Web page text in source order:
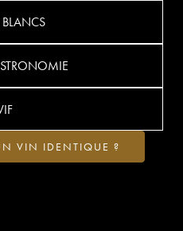
BLANCS
VIN IDENTIQUE ?